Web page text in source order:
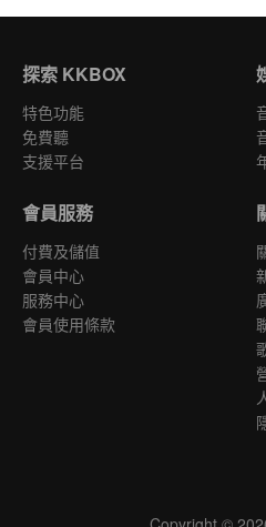
探索 KKBOX
特色功能
免費聽
支援平台
會員服務
付費及儲值
會員中心
服務中心
會員使用條款